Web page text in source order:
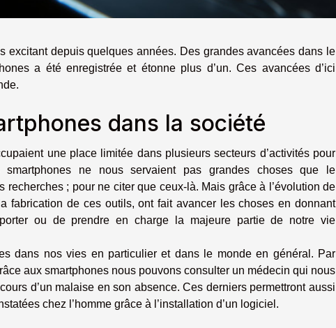
excitant depuis quelques années. Des grandes avancées dans le
a été enregistrée et étonne plus d’un. Ces avancées d’ici
dans la société
une place limitée dans plusieurs secteurs d’activités pour
ne nous servaient pas grandes choses que le
; pour ne citer que ceux-là. Mais grâce à l’évolution de
fabrication de ces outils, ont fait avancer les choses en donnant
ou de prendre en charge la majeure partie de notre vie
dans nos vies en particulier et dans le monde en général. Par
aux smartphones nous pouvons consulter un médecin qui nous
d’un malaise en son absence. Ces derniers permettront aussi
chez l’homme grâce à l’installation d’un logiciel.